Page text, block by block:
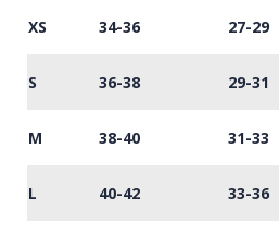
XS 34-36 27-29
S 36-38 29-31
M 38-40 31-33
L 40-42 33-36